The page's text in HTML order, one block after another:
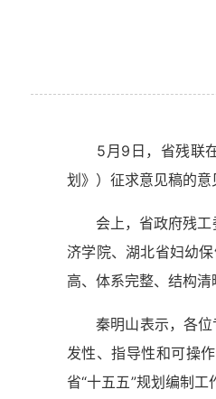
5月9日，省残联在
划》）征求意见稿的意
会上，省政府残工委
济学院、湖北省妇幼
高、体系完整、结构
秦明山表示，各位专
发性、指导性和可操
省“十五五”规划编制